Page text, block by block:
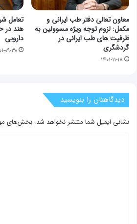
معاون تعالی دفتر طب ایرانی و
مکمل: لزوم توجه ویژه مسوولین به
ظرفیت های طب ایرانی در
گردشگری
۱۴۰۱-۱۱-۱۸
تعامل
هند در
دارویی
۱۴۰۱-
دیدگاهتان را بنویسید
نشانی ایمیل شما منتشر نخواهد شد. بخش‌های